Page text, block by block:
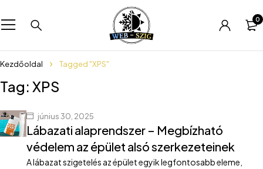
0
Kezdőoldal Tagged "XPS"
Tag: XPS
június 30, 2025
Lábazati alaprendszer – Megbízható
védelem az épület alsó szerkezeteinek
A lábazat szigetelés az épület egyik legfontosabb eleme,